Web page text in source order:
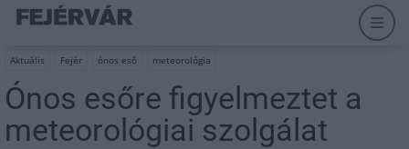
Aktuális Fejér ónos eső meteorológia
Ónos esőre figyelmeztet a
meteorológiai szolgálat